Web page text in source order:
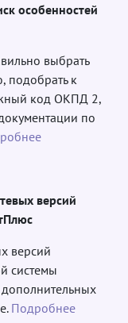
особенностей
выбрать
подобрать к
код ОКПД 2,
по
версий
версий
системы
Подробнее